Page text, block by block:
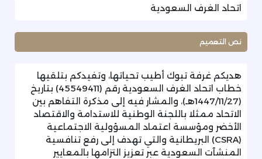
اتحاد الغرف السعودية
نص التعميم
هديكم غرفة تبوك أطيب تحياتها، وتفيدكم بتلقيها
خطاب اتحاد الغرف السعودية رقم (45549411) بتاريخ
(1447/11/27هـ)، والمشار فيه إلى مذكرة التفاهم بين
الاتحاد ممثلا باللجنة الوطنية للاستدامة والاقتصاد
الأخضر ومؤسسة اعتماد المسؤولية الاجتماعية
(CSRA) البريطانية والتي تهدف إلى رفع تنافسية
المنشآت السعودية عبر تعزيز التزامها بالمعايير